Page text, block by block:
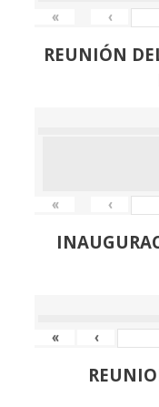
« ‹
REUNIÓN
« ‹
« ‹